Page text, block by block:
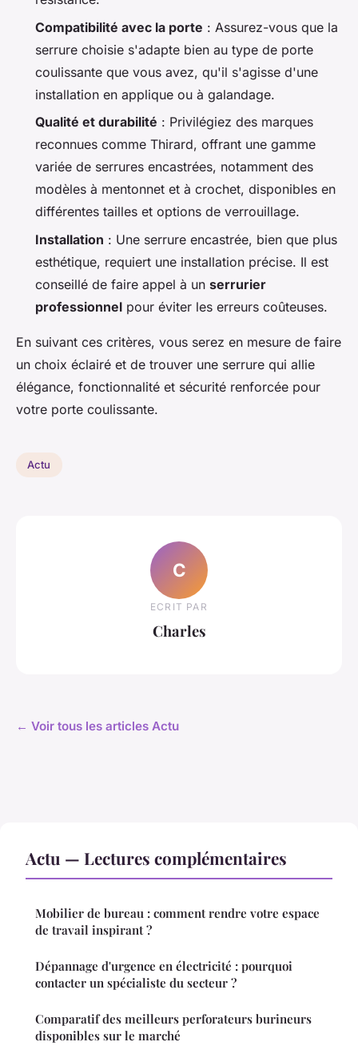
Compatibilité avec la porte : Assurez-vous que la
serrure choisie s'adapte bien au type de porte
coulissante que vous avez, qu'il s'agisse d'une
installation en applique ou à galandage.
Qualité et durabilité : Privilégiez des marques
reconnues comme Thirard, offrant une gamme
variée de serrures encastrées, notamment des
modèles à mentonnet et à crochet, disponibles en
différentes tailles et options de verrouillage.
Installation : Une serrure encastrée, bien que plus
esthétique, requiert une installation précise. Il est
conseillé de faire appel à un serrurier
professionnel pour éviter les erreurs coûteuses.
En suivant ces critères, vous serez en mesure de faire
un choix éclairé et de trouver une serrure qui allie
élégance, fonctionnalité et sécurité renforcée pour
votre porte coulissante.
Actu
C
ECRIT PAR
Charles
← Voir tous les articles Actu
Actu — Lectures complémentaires
Mobilier de bureau : comment rendre votre espace
de travail inspirant ?
Dépannage d'urgence en électricité : pourquoi
contacter un spécialiste du secteur ?
Comparatif des meilleurs perforateurs burineurs
disponibles sur le marché